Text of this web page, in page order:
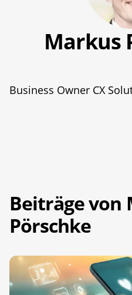
Markus
Business Owner CX
Beiträge von
Pörschke